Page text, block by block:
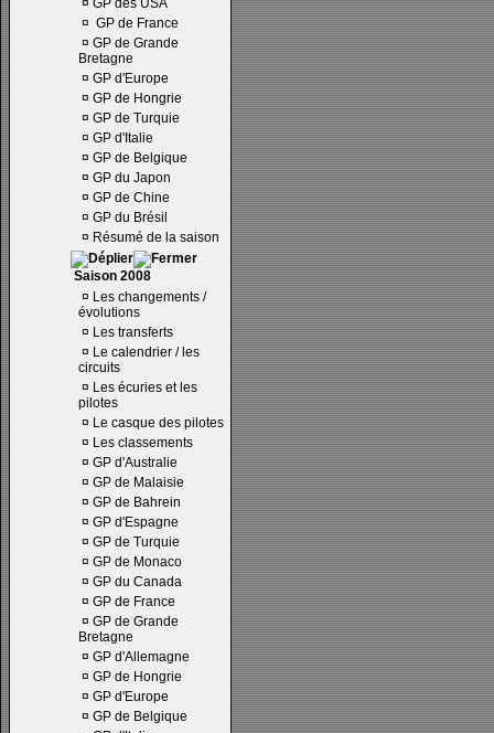
¤ GP des USA
¤ GP de France
¤ GP de Grande
Bretagne
¤ GP d'Europe
¤ GP de Hongrie
¤ GP de Turquie
¤ GP d'Italie
¤ GP de Belgique
¤ GP du Japon
¤ GP de Chine
¤ GP du Brésil
¤ Résumé de la saison
Saison 2008
¤ Les changements /
évolutions
¤ Les transferts
¤ Le calendrier / les
circuits
¤ Les écuries et les
pilotes
¤ Le casque des pilotes
¤ Les classements
¤ GP d'Australie
¤ GP de Malaisie
¤ GP de Bahrein
¤ GP d'Espagne
¤ GP de Turquie
¤ GP de Monaco
¤ GP du Canada
¤ GP de France
¤ GP de Grande
Bretagne
¤ GP d'Allemagne
¤ GP de Hongrie
¤ GP d'Europe
¤ GP de Belgique